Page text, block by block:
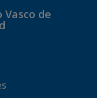
de